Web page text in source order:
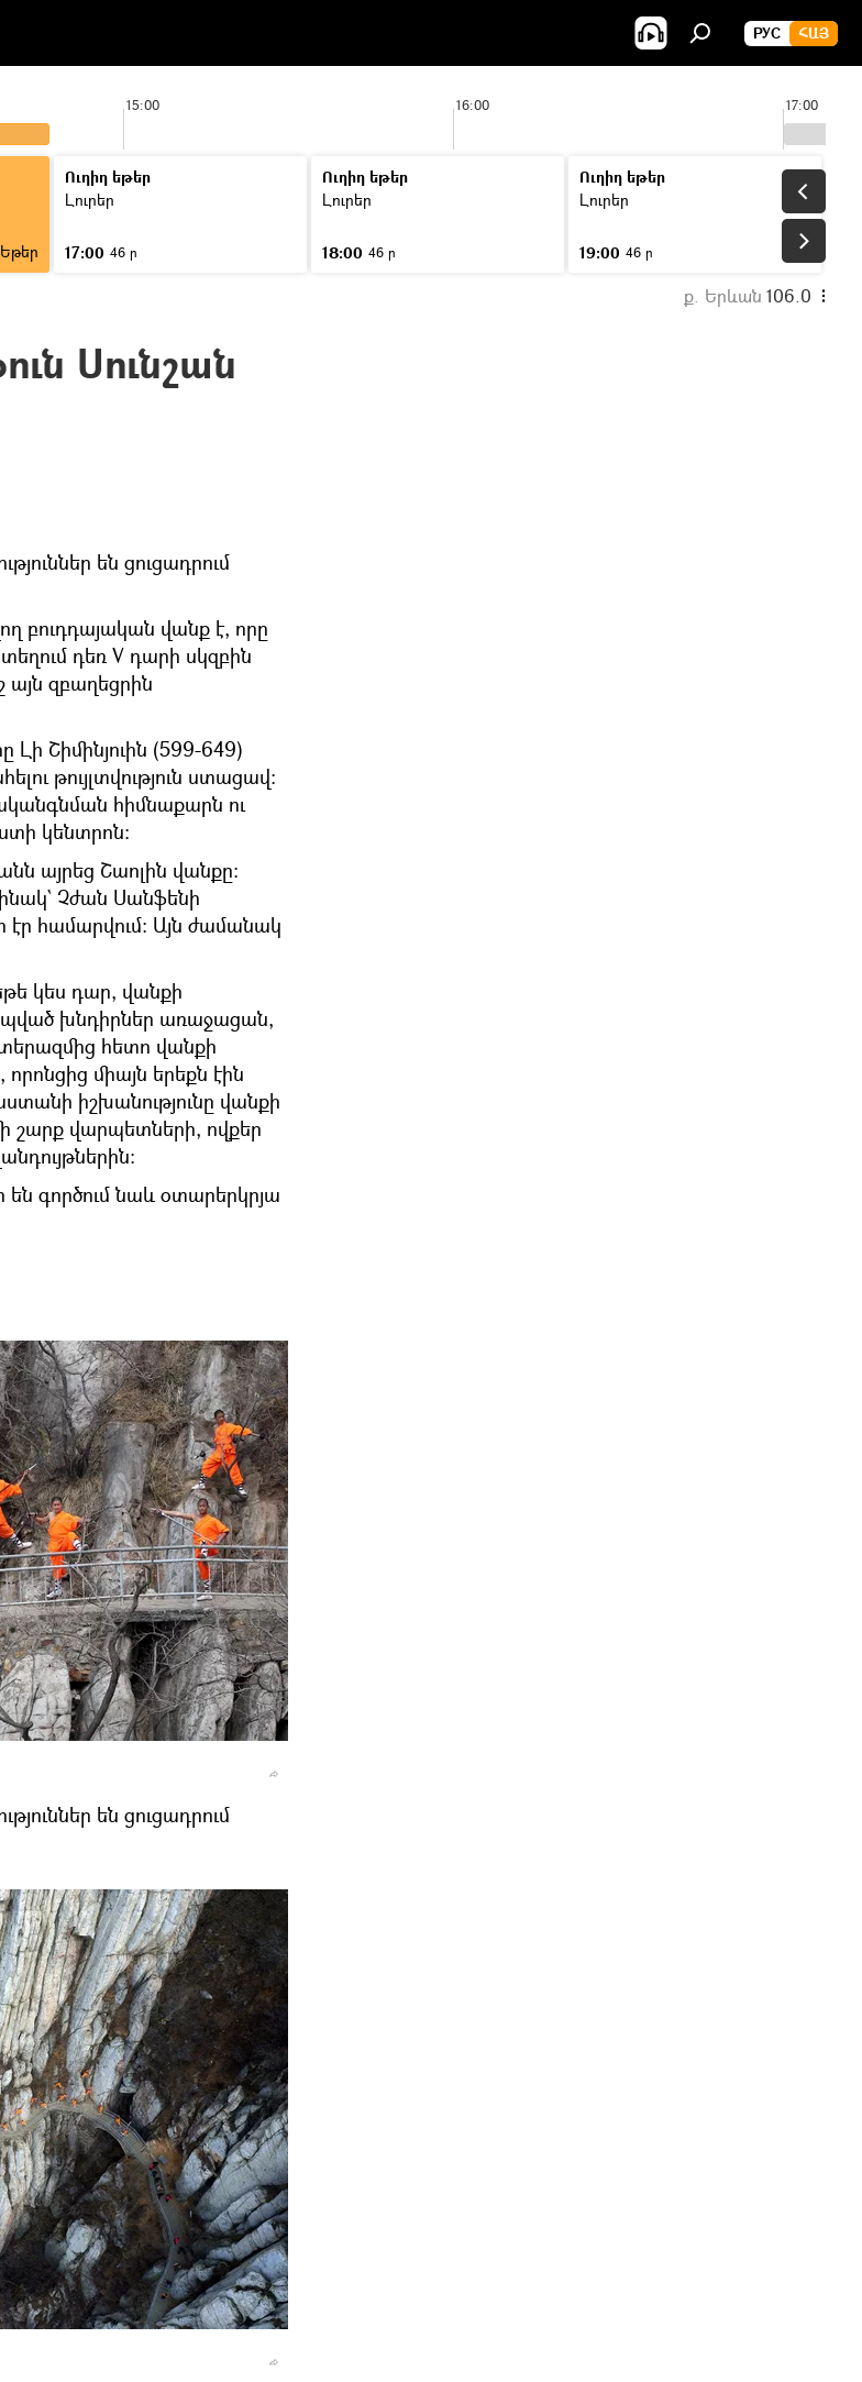
РУС ՀԱՅ
15:00 16:00 17:00
Եթեր
Ուղիղ եթեր
Լուրեր
17:00 46 ր
Ուղիղ եթեր
Լուրեր
18:00 46 ր
Ուղիղ եթեր
Լուրեր
19:00 46 ր
ք. Երևան 106.0
Սունշան
են ցուցադրում
բուդդայական վանք է, որը
դեռ V դարի սկզբին
զբաղեցրին
Շիմինյուին (599-649)
թույլտվություն ստացավ։
հիմնաքարն ու
կենտրոն։
այրեց Շաոլին վանքը։
Չժան Սանֆենի
էր համարվում։ Այն ժամանակ
կես դար, վանքի
խնդիրներ առաջացան,
հետո վանքի
միայն երեքն էին
իշխանությունը վանքի
շարք վարպետների, ովքեր
գործում նաև օտարերկրյա
են ցուցադրում